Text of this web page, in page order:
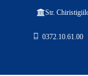
Str.
0372.10.61.00